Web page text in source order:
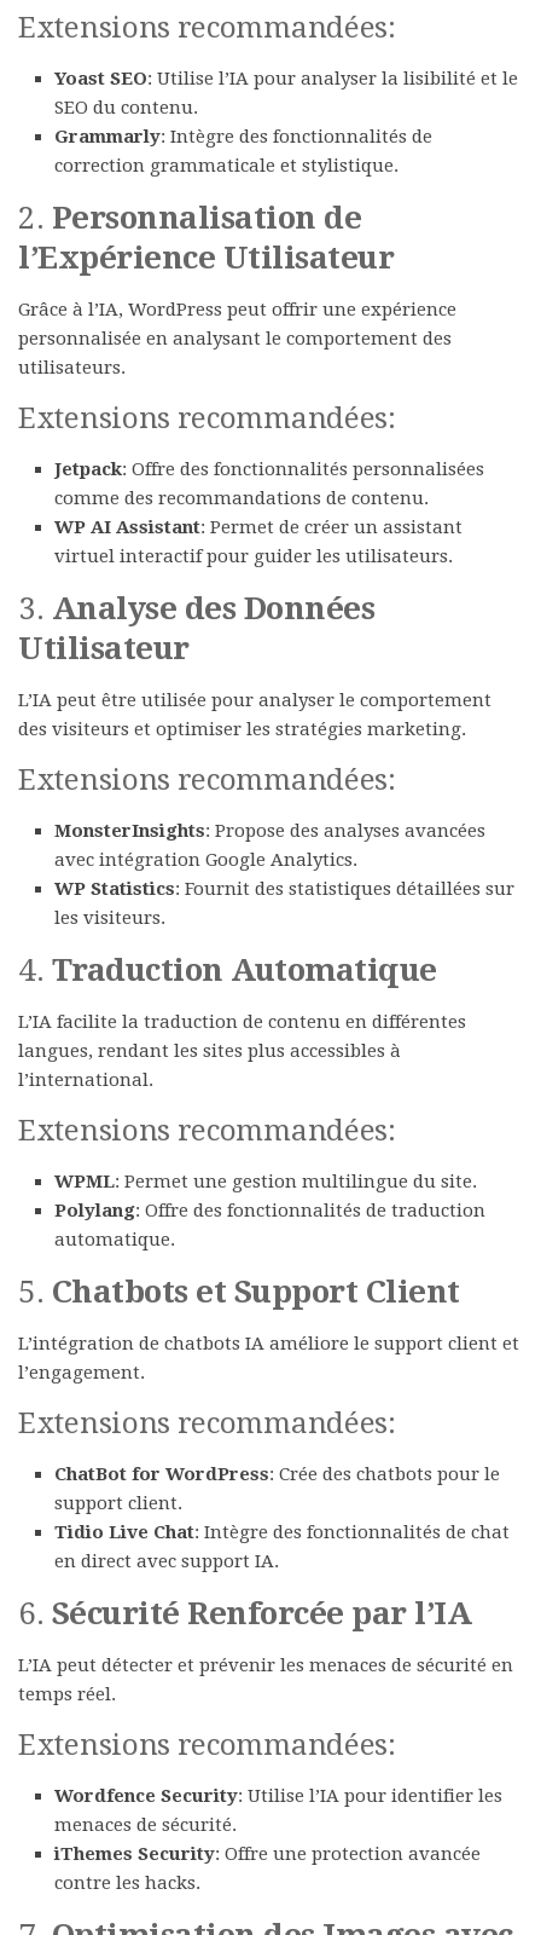
Extensions recommandées:
Yoast SEO: Utilise l’IA pour analyser la lisibilité et le
SEO du contenu.
Grammarly: Intègre des fonctionnalités de
correction grammaticale et stylistique.
2. Personnalisation de
l’Expérience Utilisateur
Grâce à l’IA, WordPress peut offrir une expérience
personnalisée en analysant le comportement des
utilisateurs.
Extensions recommandées:
Jetpack: Offre des fonctionnalités personnalisées
comme des recommandations de contenu.
WP AI Assistant: Permet de créer un assistant
virtuel interactif pour guider les utilisateurs.
3. Analyse des Données
Utilisateur
L’IA peut être utilisée pour analyser le comportement
des visiteurs et optimiser les stratégies marketing.
Extensions recommandées:
MonsterInsights: Propose des analyses avancées
avec intégration Google Analytics.
WP Statistics: Fournit des statistiques détaillées sur
les visiteurs.
4. Traduction Automatique
L’IA facilite la traduction de contenu en différentes
langues, rendant les sites plus accessibles à
l’international.
Extensions recommandées:
WPML: Permet une gestion multilingue du site.
Polylang: Offre des fonctionnalités de traduction
automatique.
5. Chatbots et Support Client
L’intégration de chatbots IA améliore le support client et
l’engagement.
Extensions recommandées:
ChatBot for WordPress: Crée des chatbots pour le
support client.
Tidio Live Chat: Intègre des fonctionnalités de chat
en direct avec support IA.
6. Sécurité Renforcée par l’IA
L’IA peut détecter et prévenir les menaces de sécurité en
temps réel.
Extensions recommandées:
Wordfence Security: Utilise l’IA pour identifier les
menaces de sécurité.
iThemes Security: Offre une protection avancée
contre les hacks.